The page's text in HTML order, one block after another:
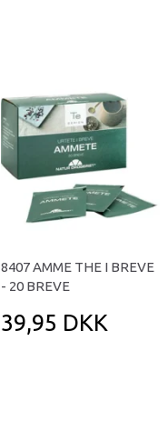
8407 AMME THE I BREVE
- 20 BREVE
39,95 DKK